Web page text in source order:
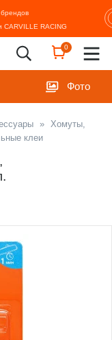
брендов
CARVILLE RACING
0
Фото
» Хомуты,
клеи